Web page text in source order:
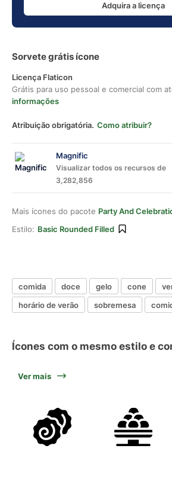
Adquira a licença
Sorvete grátis ícone
Licença Flaticon
Grátis para uso pessoal e comercial com
informações
Atribuição obrigatória. Como atribuir?
Magnific
Visualizar todos os recursos de
3,282,856
Mais ícones do pacote Party And
Estilo: Basic Rounded Filled
comida doce gelo cone
horário de verão
sobremesa
Ícones com o mesmo estilo e
Ver mais